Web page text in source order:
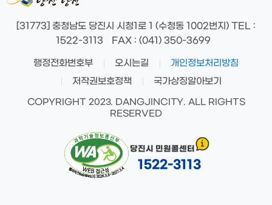
[31773] 충청남도 당진시 시청1로 1 (수청동 1002번지) TEL :
1522-3113
FAX: (041) 350-3699
행정전화번호부 오시는길
개인정보처리방침
저작권보호정책
국가상징알아보기
COPYRIGHT 2023. DANGJINCITY. ALL RIGHTS
RESERVED
당진시 민원콜센터
1522-3113